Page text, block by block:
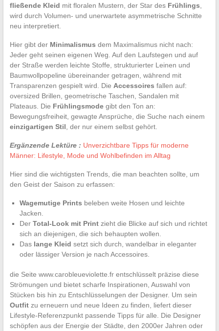
fließende Kleid mit floralen Mustern, der Star des Frühlings
wird durch Volumen- und unerwartete asymmetrische Schnitte
neu interpretiert.
Hier gibt der Minimalismus dem Maximalismus nicht nach:
Jeder geht seinen eigenen Weg. Auf den Laufstegen und auf
der Straße werden leichte Stoffe, strukturierter Leinen und
Baumwollpopeline übereinander getragen, während mit
Transparenzen gespielt wird. Die Accessoires fallen auf:
oversized Brillen, geometrische Taschen, Sandalen mit
Plateaus. Die Frühlingsmodegibt den Ton an:
Bewegungsfreiheit, gewagte Ansprüche, die Suche nach einem
einzigartigen Stil , der nur einem selbst gehört.
Ergänzende Lektüre : Unverzichtbare Tipps für moderne
Männer: Lifestyle, Mode und Wohlbefinden im Alltag
Hier sind die wichtigsten Trends, die man beachten sollte, um
den Geist der Saison zu erfassen:
Wagemutige Prints beleben weite Hosen und leichte
Jacken.
Der Total-Look mit Printzieht die Blicke auf sich und richtet
sich an diejenigen, die sich behaupten wollen.
Das lange Kleid setzt sich durch, wandelbar in eleganter
oder lässiger Version je nach Accessoires.
die Seite www.carobleueviolette.fr entschlüsselt präzise diese
Strömungen und bietet scharfe Inspirationen, Auswahl von
Stücken bis hin zu Entschlüsselungen der Designer. Um sein
Outfitzu erneuern und neue Ideen zu finden, liefert dieser
Lifestyle-Referenzpunkt passende Tipps für alle. Die Designer
schöpfen aus der Energie der Städte, den 2000er Jahren oder